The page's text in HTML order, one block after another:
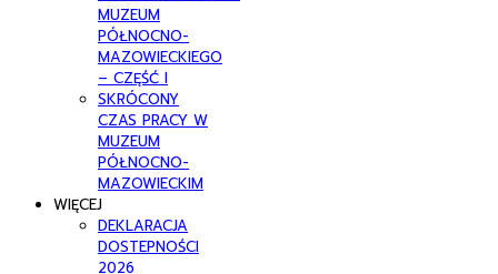
MUZEUM
PÓŁNOCNO-
MAZOWIECKIEGO
– CZĘŚĆ I
SKRÓCONY
CZAS PRACY W
MUZEUM
PÓŁNOCNO-
MAZOWIECKIM
WIĘCEJ
DEKLARACJA
DOSTEPNOŚCI
2026